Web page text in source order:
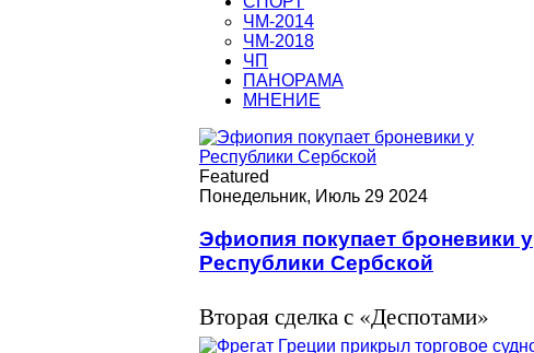
ЧМ-2014
ЧМ-2018
ЧП
ПАНОРАМА
МНЕНИЕ
Featured
Понедельник, Июль 29 2024
Эфиопия покупает броневики у
Республики Сербской
Вторая сделка с «Деспотами»